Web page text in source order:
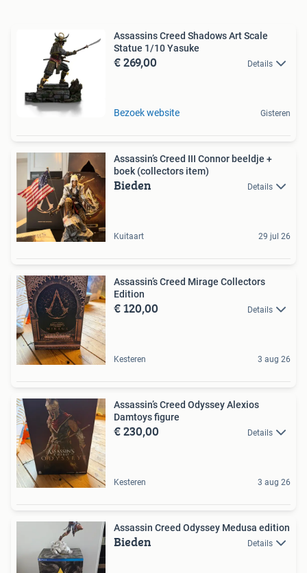
Assassins Creed Shadows Art Scale
Statue 1/10 Yasuke
€ 269,00 Details
Bezoek website Gisteren
Assassin’s Creed III Connor beeldje +
boek (collectors item)
Bieden Details
Kuitaart 29 jul 26
Assassin’s Creed Mirage Collectors
Edition
€ 120,00 Details
Kesteren 3 aug 26
Assassin’s Creed Odyssey Alexios
Damtoys figure
€ 230,00 Details
Kesteren 3 aug 26
Assassin Creed Odyssey Medusa edition
Bieden Details